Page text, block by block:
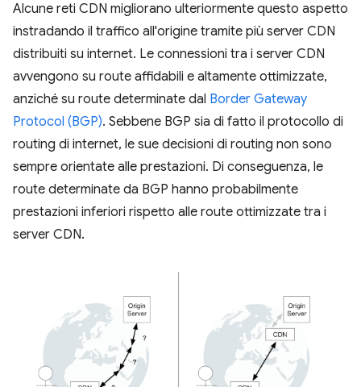
Alcune reti CDN migliorano ulteriormente questo aspetto
instradando il traffico all'origine tramite più server CDN
distribuiti su internet. Le connessioni tra i server CDN
avvengono su route affidabili e altamente ottimizzate,
anziché su route determinate dal Border Gateway
Protocol (BGP). Sebbene BGP sia di fatto il protocollo di
routing di internet, le sue decisioni di routing non sono
sempre orientate alle prestazioni. Di conseguenza, le
route determinate da BGP hanno probabilmente
prestazioni inferiori rispetto alle route ottimizzate tra i
server CDN.